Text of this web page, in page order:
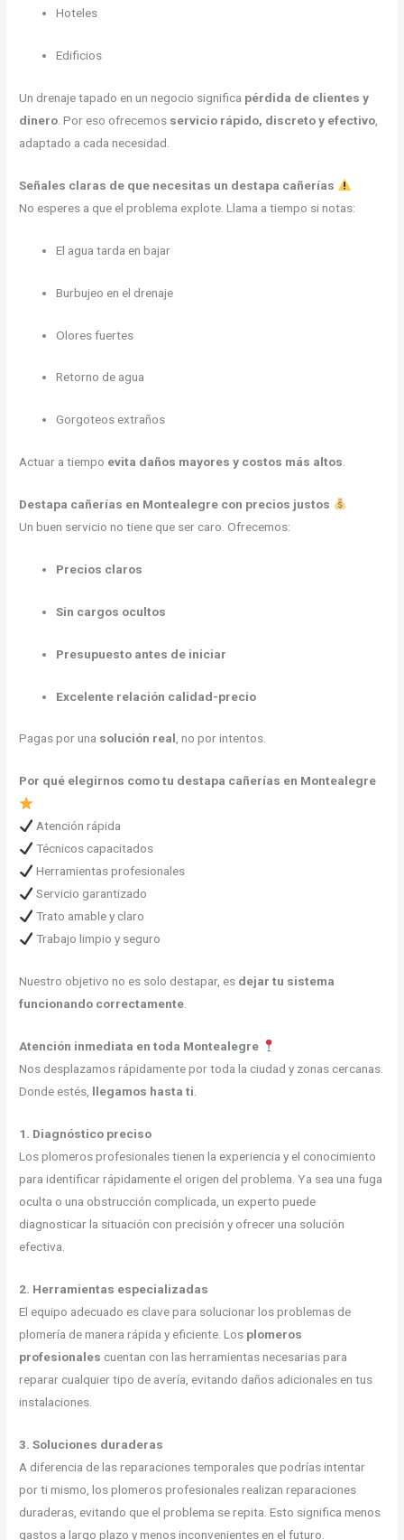
Hoteles
Edificios
Un drenaje tapado en un negocio significa pérdida de clientes y
dinero . Por eso ofrecemos servicio rápido, discreto y efectivo
adaptado a cada necesidad.
Señales claras de que necesitas un destapa cañerías
No esperes a que el problema explote. Llama a tiempo si notas:
El agua tarda en bajar
Burbujeo en el drenaje
Olores fuertes
Retorno de agua
Gorgoteos extraños
Actuar a tiempo evita daños mayores y costos más altos
Destapa cañerías en Montealegre con precios justos
Un buen servicio no tiene que ser caro. Ofrecemos:
Precios claros
Sin cargos ocultos
Presupuesto antes de iniciar
Excelente relación calidad-precio
Pagas por una solución real, no por intentos.
Por qué elegirnos como tu destapa cañerías en Montealegre
Atención rápida
Técnicos capacitados
Herramientas profesionales
Servicio garantizado
Trato amable y claro
Trabajo limpio y seguro
Nuestro objetivo no es solo destapar, es dejar tu sistema
funcionando correctamente
Atención inmediata en toda Montealegre
Nos desplazamos rápidamente por toda la ciudad y zonas cercanas.
Donde estés, llegamos hasta ti
1. Diagnóstico preciso
Los plomeros profesionales tienen la experiencia y el conocimiento
para identificar rápidamente el origen del problema. Ya sea una fuga
oculta o una obstrucción complicada, un experto puede
diagnosticar la situación con precisión y ofrecer una solución
efectiva.
2. Herramientas especializadas
El equipo adecuado es clave para solucionar los problemas de
plomería de manera rápida y eficiente. Los plomeros
profesionales cuentan con las herramientas necesarias para
reparar cualquier tipo de avería, evitando daños adicionales en tus
instalaciones.
3. Soluciones duraderas
A diferencia de las reparaciones temporales que podrías intentar
por ti mismo, los plomeros profesionales realizan reparaciones
duraderas, evitando que el problema se repita. Esto significa menos
gastos a largo plazo y menos inconvenientes en el futuro.